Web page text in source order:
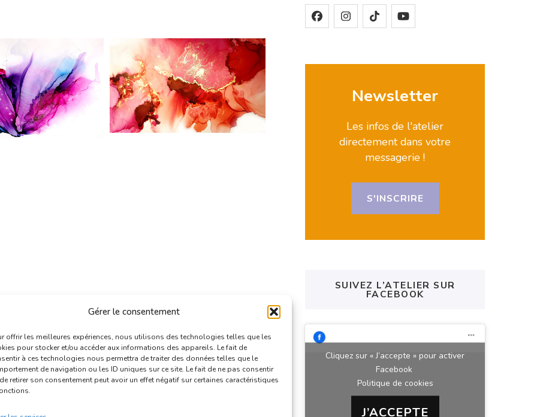
Gérer le consentement
offrir les meilleures expériences, nous utilisons des technologies telles que les
pour stocker et/ou accéder aux informations des appareils. Le fait de
à ces technologies nous permettra de traiter des données telles que le
de navigation ou les ID uniques sur ce site. Le fait de ne pas consentir
retirer son consentement peut avoir un effet négatif sur certaines caractéristiques
Newsletter
Les infos de l'atelier
directement dans votre
messagerie !
S'INSCRIRE
SUIVEZ L’ATELIER SUR
FACEBOOK
Cliquez sur « J’accepte » pour activer
Facebook
Politique de cookies
J’ACCEPTE